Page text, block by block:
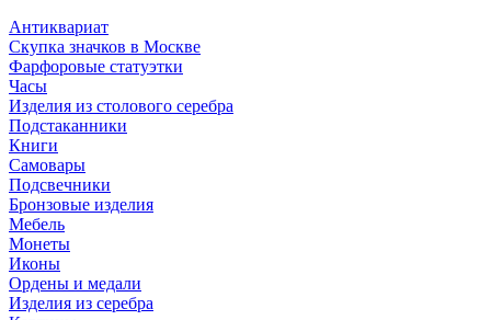
Антиквариат
Скупка значков в Москве
Фарфоровые статуэтки
Часы
Изделия из столового серебра
Подстаканники
Книги
Самовары
Подсвечники
Бронзовые изделия
Мебель
Монеты
Иконы
Ордены и медали
Изделия из серебра